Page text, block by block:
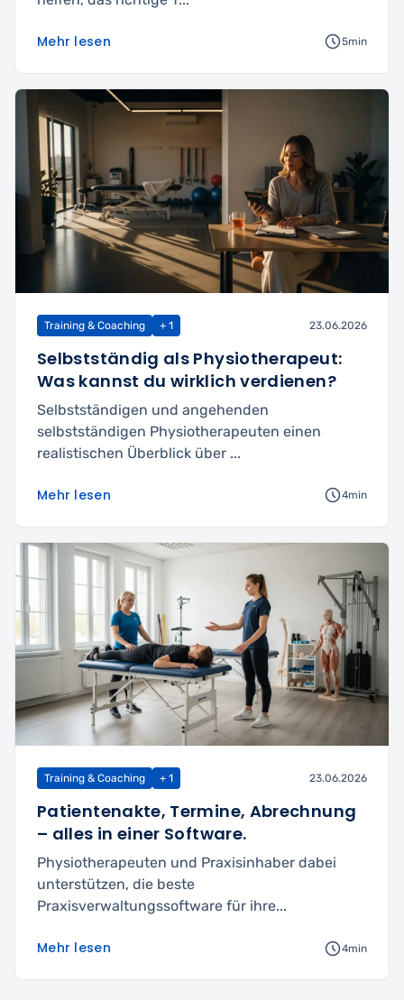
Mehr lesen 5min
Training & Coaching + 1 23.06.2026
Selbstständig als Physiotherapeut:
Was kannst du wirklich verdienen?
Selbstständigen und angehenden
selbstständigen Physiotherapeuten einen
realistischen Überblick über ...
Mehr lesen 4min
Training & Coaching + 1 23.06.2026
Patientenakte, Termine, Abrechnung
– alles in einer Software.
Physiotherapeuten und Praxisinhaber dabei
unterstützen, die beste
Praxisverwaltungssoftware für ihre...
Mehr lesen 4min